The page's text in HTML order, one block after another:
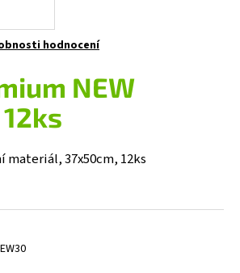
hodnocení
NEW
37x50cm, 12ks